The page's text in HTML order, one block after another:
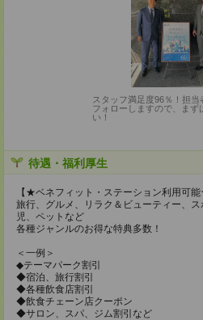
スタッフ満足度96％！担当
フォローしますので、まず
い！
待遇・福利厚生
【★ベネフィット・ステーション利用可能
旅行、グルメ、リラク＆ビューティー、
児、ペットなど
各種ジャンルのお得な特典多数！
＜一例＞
◆テーマパーク割引
◆宿泊、旅行割引
◆各種飲食店割引
◆飲食チェーン店クーポン
◆サロン、スパ、ジム割引など